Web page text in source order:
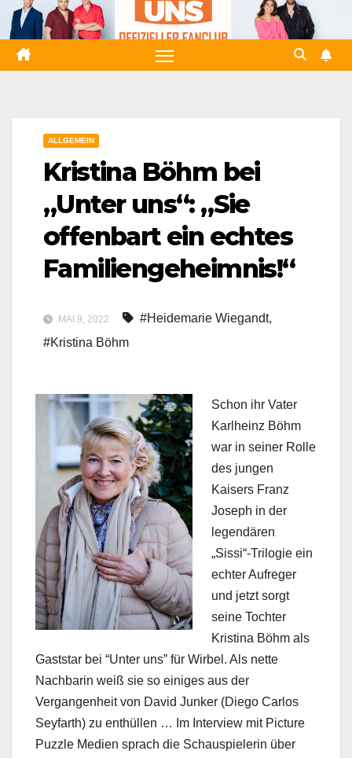
Zum
Inhalt
springen
ALLGEMEIN
Kristina Böhm bei
„Unter uns“: „Sie
offenbart ein echtes
Familiengeheimnis!“
MAI 9, 2022 #Heidemarie Wiegandt,
#Kristina Böhm
Schon ihr Vater
Karlheinz Böhm
war in seiner Rolle
des jungen
Kaisers Franz
Joseph in der
legendären
„Sissi“-Trilogie ein
echter Aufreger
und jetzt sorgt
seine Tochter
Kristina Böhm als
Gaststar bei “Unter uns” für Wirbel. Als nette
Nachbarin weiß sie so einiges aus der
Vergangenheit von David Junker (Diego Carlos
Seyfarth) zu enthüllen … Im Interview mit Picture
Puzzle Medien sprach die Schauspielerin über